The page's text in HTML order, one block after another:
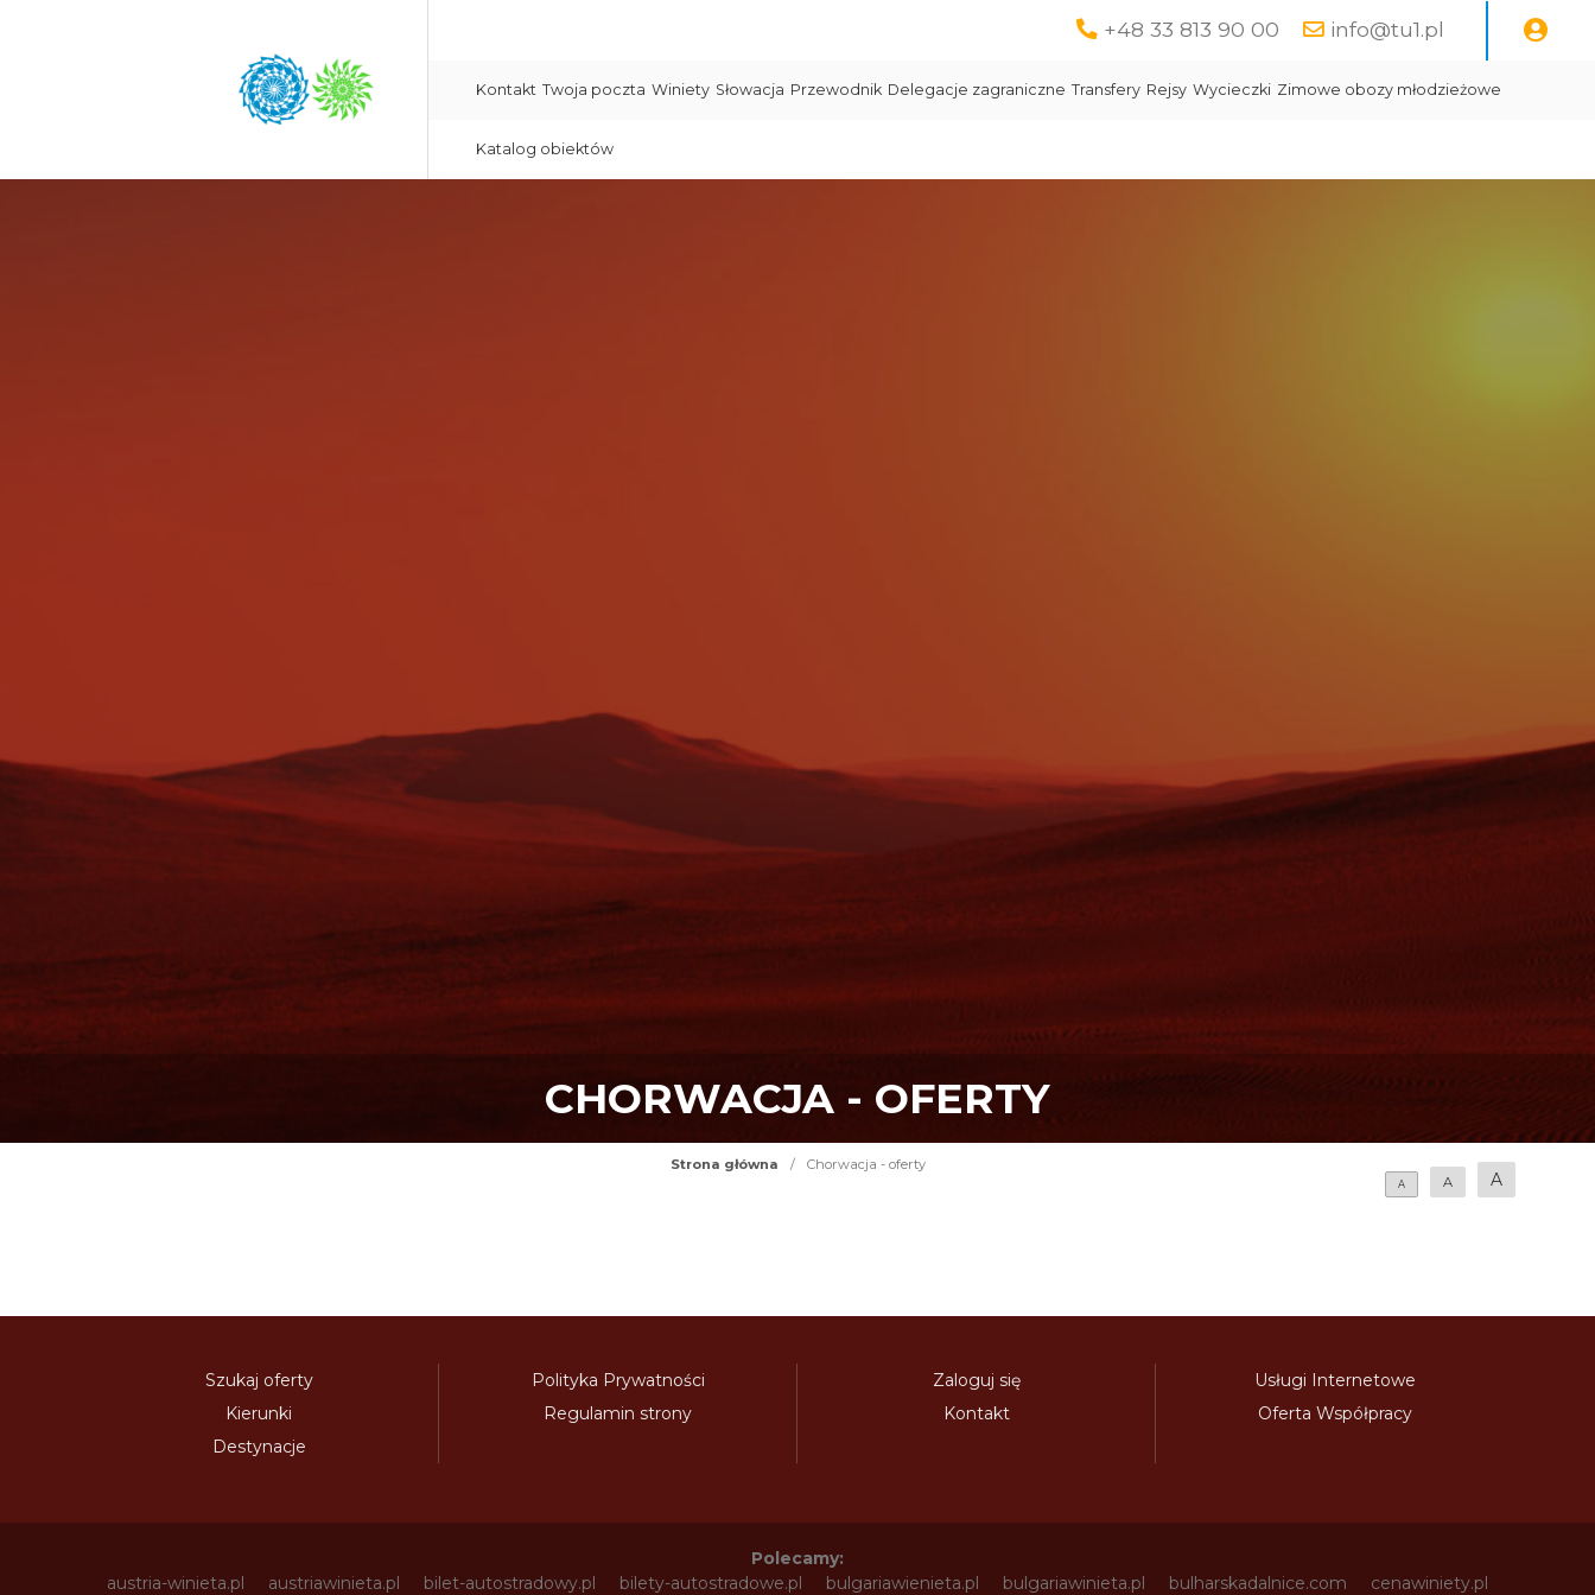
+48 33 813 90 00 info@tu1.pl
Kontakt Twoja poczta Winiety Słowacja Przewodnik Delegacje zagraniczne Transfery Rejsy Wycieczki Zimowe obozy młodzieżowe
Katalog obiektów
CHORWACJA - OFERTY
Strona główna / Chorwacja - oferty
A A A
Szukaj oferty
Kierunki
Destynacje
Polityka Prywatności
Regulamin strony
Zaloguj się
Kontakt
Usługi Internetowe
Oferta Współpracy
Polecamy:
austria-winieta.pl
austriawinieta.pl bilet-autostradowy.pl bilety-autostradowe.pl bulgariawienieta.pl bulgariawinieta.pl bulharskadalnice.com cenawiniety.pl